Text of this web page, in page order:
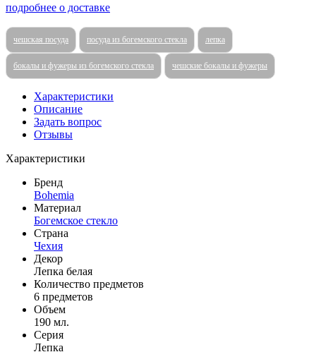
подробнее о доставке
чешская посуда посуда из богемского стекла лепка
бокалы и фужеры из богемского стекла чешские бокалы и фужеры
Характеристики
Описание
Задать вопрос
Отзывы
Характеристики
Бренд
Bohemia
Материал
Богемское стекло
Страна
Чехия
Декор
Лепка белая
Количество предметов
6 предметов
Объем
190 мл.
Серия
Лепка